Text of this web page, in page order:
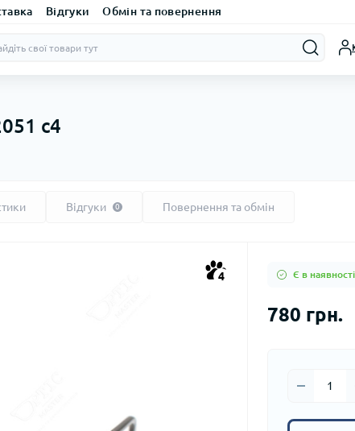
Відгуки Обмін та повернення
с4
Відгуки 0 Повернення та обмін
4 Є в наявності
780 грн.